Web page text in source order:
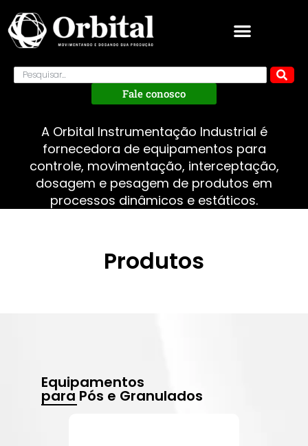
Fale conosco
A Orbital Instrumentação Industrial é
fornecedora de equipamentos para
controle, movimentação, interceptação,
dosagem e pesagem de produtos em
processos dinâmicos e estáticos.
Produtos
Equipamentos
para Pós e Granulados